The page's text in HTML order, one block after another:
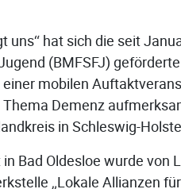
uns“ hat sich die seit
(BMFSFJ)
mobilen
Demenz
in Schleswig-
Bad Oldesloe wurde von
„Lokale Allianzen